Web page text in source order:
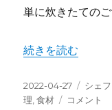
単に炊きたての
“How-To：簡単
続きを読む
投
稿
2022-04-27
カ
テ
シェフ
理 ,食材
How-
コメント